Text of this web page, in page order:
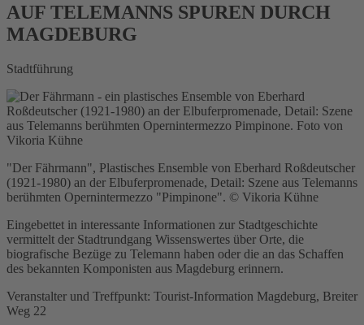
AUF TELEMANNS SPUREN DURCH
MAGDEBURG
Stadtführung
"Der Fährmann", Plastisches Ensemble von Eberhard Roßdeutscher
(1921-1980) an der Elbuferpromenade, Detail: Szene aus Telemanns
berühmten Opernintermezzo "Pimpinone". © Vikoria Kühne
Eingebettet in interessante Informationen zur Stadtgeschichte
vermittelt der Stadtrundgang Wissenswertes über Orte, die
biografische Bezüge zu Telemann haben oder die an das Schaffen
des bekannten Komponisten aus Magdeburg erinnern.
Veranstalter und Treffpunkt: Tourist-Information Magdeburg, Breiter
Weg 22